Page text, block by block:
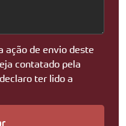
ação de envio deste
contatado pela
ter lido a